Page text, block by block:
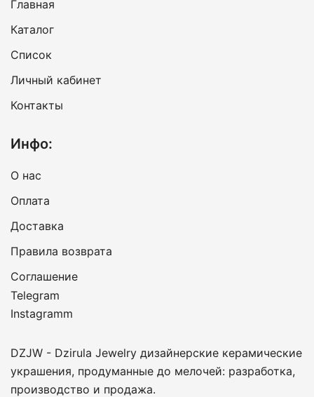
Главная
Каталог
Список
Личный кабинет
Контакты
Инфо:
О нас
Оплата
Доставка
Правила возврата
Cоглашение
Telegram
Instagramm
DZJW - Dzirula Jewelry дизайнерские керамические
украшения, продуманные до мелочей: разработка,
производство и продажа.